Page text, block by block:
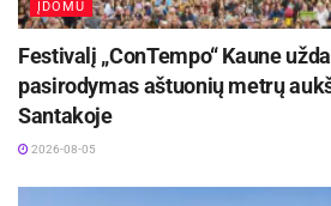
ĮDOMU
Festivalį „ConTempo“ Kaune
pasirodymas aštuonių metrų
Santakoje
2026-08-05